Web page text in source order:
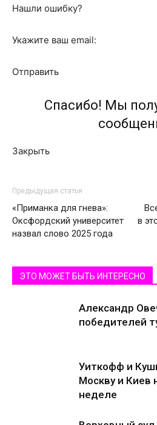
Нашли ошибку?
Укажите ваш email:
Отправить
Спасибо! Мы
Закрыть
Предыдущая статья
«Приманка для гнева»:
Оксфордский университет
назвал слово 2025 года
в
ЭТО МОЖЕТ БЫТЬ ИНТЕРЕСНО
Александр
победителей
Уиткофф и
Москву и Киев
неделе